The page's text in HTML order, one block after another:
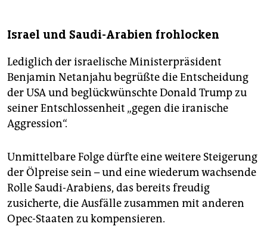
Israel und Saudi-Arabien frohlocken
Lediglich der israelische Ministerpräsident
Benjamin Netanjahu begrüßte die Entscheidung
der USA und beglückwünschte Donald Trump zu
seiner Entschlossenheit „gegen die iranische
Aggression“.
Unmittelbare Folge dürfte eine weitere Steigerung
der Ölpreise sein – und eine wiederum wachsende
Rolle Saudi-Arabiens, das bereits freudig
zusicherte, die Ausfälle zusammen mit anderen
Opec-Staaten zu kompensieren.